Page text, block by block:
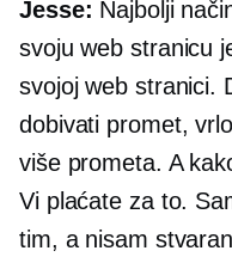
Jesse: Najbolji
svoju web stranicu
svojoj web stranici.
dobivati ​​promet,
više prometa. A
Vi plaćate za to.
tim, a nisam